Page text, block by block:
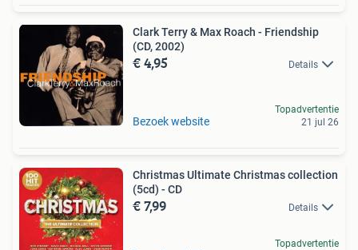
Clark Terry & Max Roach - Friendship
(CD, 2002)
€ 4,95 Details
Bezoek website
Topadvertentie
21 jul 26
Christmas Ultimate Christmas collection
(5cd) - CD
€ 7,99 Details
Topadvertentie